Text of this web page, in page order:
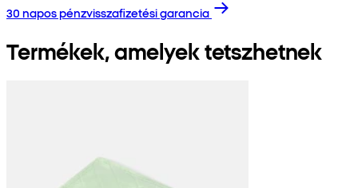
30 napos pénzvisszafizetési garancia
Termékek, amelyek tetszhetnek